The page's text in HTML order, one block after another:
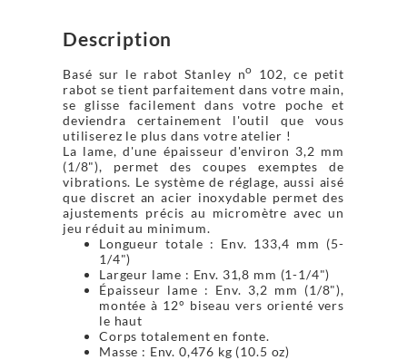
Description
Basé sur le rabot Stanley no
102, ce petit
rabot se tient parfaitement dans votre main,
se glisse facilement dans votre poche et
deviendra certainement l'outil que vous
utiliserez le plus dans votre atelier !
La lame, d'une épaisseur d'environ 3,2 mm
(1/8"), permet des coupes exemptes de
vibrations. Le système de réglage, aussi aisé
que discret an acier inoxydable permet des
ajustements précis au micromètre avec un
jeu réduit au minimum.
Longueur totale : Env. 133,4 mm (5-
1/4")
Largeur lame : Env. 31,8 mm (1-1/4")
Épaisseur lame : Env. 3,2 mm (1/8"),
montée à 12° biseau vers orienté vers
le haut
Corps totalement en fonte.
Masse : Env. 0,476 kg (10.5 oz)